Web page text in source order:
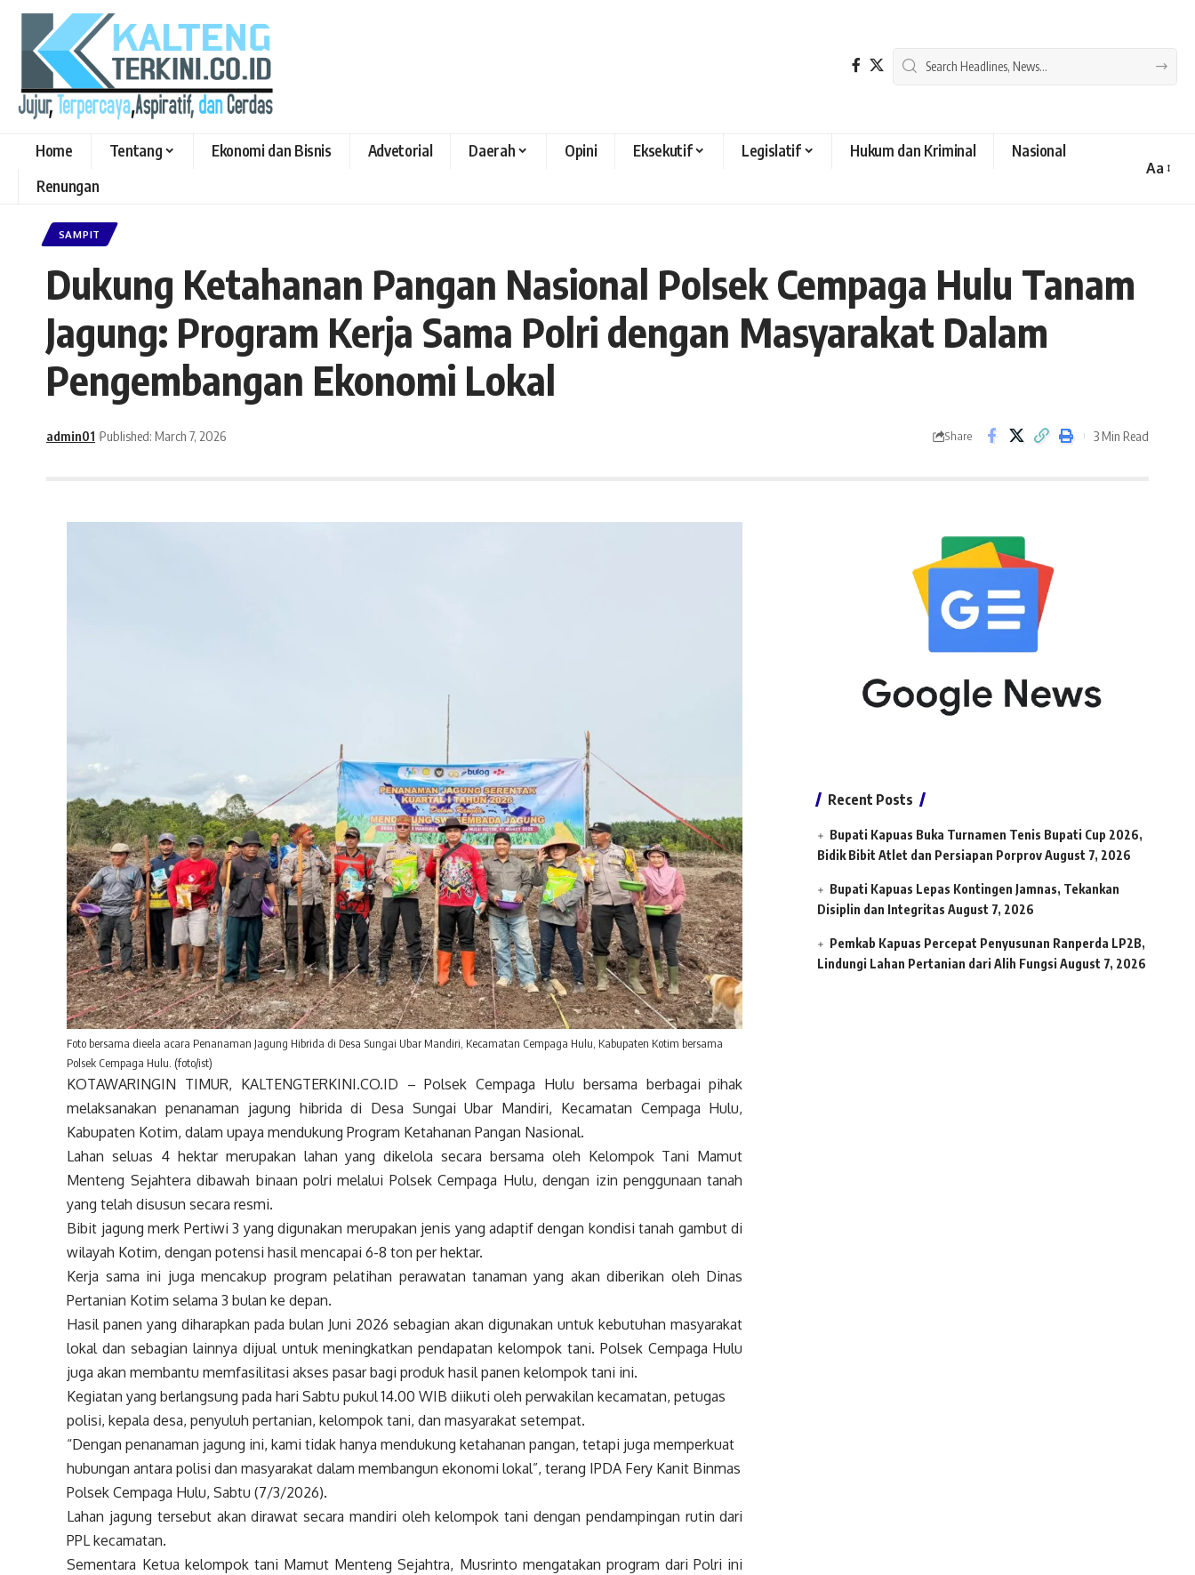
Home Tentang Ekonomi dan Bisnis Advetorial Daerah Opini Eksekutif Legislatif Hukum dan Kriminal
Nasional
Renungan
Font
Aa
SAMPIT
Dukung Ketahanan Pangan Nasional Polsek Cempaga Hulu Tanam
Jagung: Program Kerja Sama Polri dengan Masyarakat Dalam
Pengembangan Ekonomi Lokal
admin01 Published: March 7, 2026 Share 3 Min Read
Foto bersama dieela acara Penanaman Jagung Hibrida di Desa Sungai Ubar Mandiri, Kecamatan Cempaga Hulu, Kabupaten Kotim bersama
Polsek Cempaga Hulu. (foto/ist)
KOTAWARINGIN TIMUR, KALTENGTERKINI.CO.ID – Polsek Cempaga Hulu bersama berbagai pihak
melaksanakan penanaman jagung hibrida di Desa Sungai Ubar Mandiri, Kecamatan Cempaga Hulu,
Kabupaten Kotim, dalam upaya mendukung Program Ketahanan Pangan Nasional.
Lahan seluas 4 hektar merupakan lahan yang dikelola secara bersama oleh Kelompok Tani Mamut
Menteng Sejahtera dibawah binaan polri melalui Polsek Cempaga Hulu, dengan izin penggunaan tanah
yang telah disusun secara resmi.
Bibit jagung merk Pertiwi 3 yang digunakan merupakan jenis yang adaptif dengan kondisi tanah gambut di
wilayah Kotim, dengan potensi hasil mencapai 6-8 ton per hektar.
​Kerja sama ini juga mencakup program pelatihan perawatan tanaman yang akan diberikan oleh Dinas
Pertanian Kotim selama 3 bulan ke depan.
Hasil panen yang diharapkan pada bulan Juni 2026 sebagian akan digunakan untuk kebutuhan masyarakat
lokal dan sebagian lainnya dijual untuk meningkatkan pendapatan kelompok tani. Polsek Cempaga Hulu
juga akan membantu memfasilitasi akses pasar bagi produk hasil panen kelompok tani ini.
Kegiatan yang berlangsung pada hari Sabtu pukul 14.00 WIB diikuti oleh perwakilan kecamatan, petugas
polisi, kepala desa, penyuluh pertanian, kelompok tani, dan masyarakat setempat.
“Dengan penanaman jagung ini, kami tidak hanya mendukung ketahanan pangan, tetapi juga memperkuat
hubungan antara polisi dan masyarakat dalam membangun ekonomi lokal”, terang IPDA Fery Kanit Binmas
Polsek Cempaga Hulu, Sabtu (7/3/2026).
Lahan jagung tersebut akan dirawat secara mandiri oleh kelompok tani dengan pendampingan rutin dari
PPL kecamatan.
Sementara Ketua kelompok tani Mamut Menteng Sejahtra, Musrinto mengatakan program dari Polri ini
Recent Posts
Bupati Kapuas Buka Turnamen Tenis Bupati Cup 2026,
Bidik Bibit Atlet dan Persiapan PorprovAugust 7, 2026
Bupati Kapuas Lepas Kontingen Jamnas, Tekankan
Disiplin dan Integritas August 7, 2026
Pemkab Kapuas Percepat Penyusunan Ranperda LP2B,
Lindungi Lahan Pertanian dari Alih Fungsi August 7, 2026